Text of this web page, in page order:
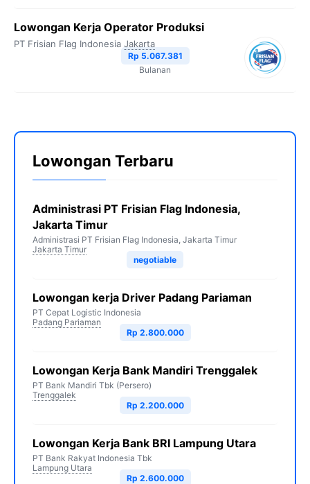
Lowongan Kerja Operator Produksi
PT Frisian Flag Indonesia Jakarta
Rp 5.067.381
Bulanan
Lowongan Terbaru
Administrasi PT Frisian Flag Indonesia,
Jakarta Timur
Administrasi PT Frisian Flag Indonesia, Jakarta Timur
Jakarta Timur
negotiable
Lowongan kerja Driver Padang Pariaman
PT Cepat Logistic Indonesia
Padang Pariaman
Rp 2.800.000
Lowongan Kerja Bank Mandiri Trenggalek
PT Bank Mandiri Tbk (Persero)
Trenggalek
Rp 2.200.000
Lowongan Kerja Bank BRI Lampung Utara
PT Bank Rakyat Indonesia Tbk
Lampung Utara
Rp 2.600.000